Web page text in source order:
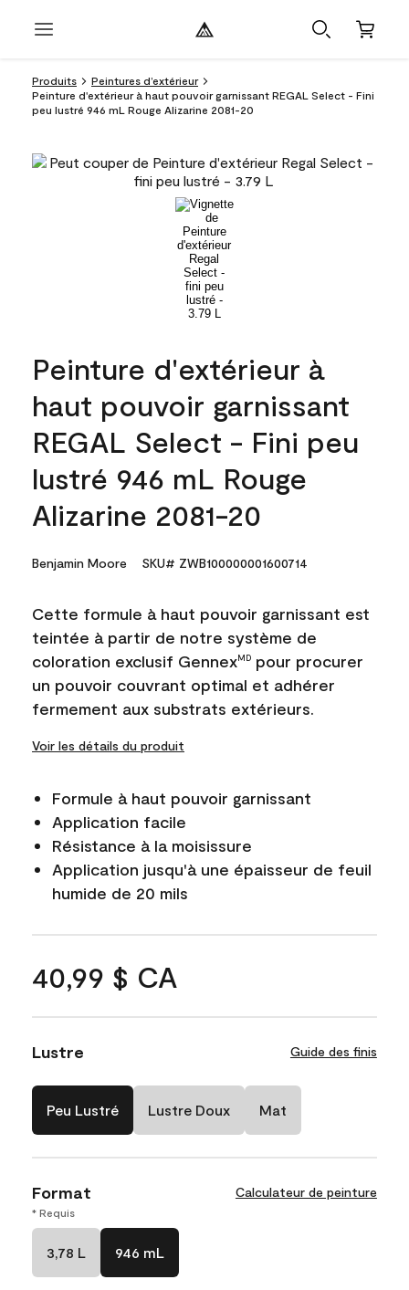
Produits
Peintures d’extérieur
Peinture d'extérieur à haut pouvoir garnissant REGAL Select - Fini
peu lustré 946 mL Rouge Alizarine 2081-20
Peinture d'extérieur à
haut pouvoir garnissant
REGAL Select - Fini peu
lustré 946 mL Rouge
Alizarine 2081-20
Benjamin Moore SKU# ZWB100000001600714
Cette formule à haut pouvoir garnissant est
teintée à partir de notre système de
coloration exclusif GennexMD pour procurer
un pouvoir couvrant optimal et adhérer
fermement aux substrats extérieurs.
Voir les détails du produit
Formule à haut pouvoir garnissant
Application facile
Résistance à la moisissure
Application jusqu'à une épaisseur de feuil
humide de 20 mils
40,99 $ CA
Lustre Guide des finis
Peu Lustré Lustre Doux Mat
Format Calculateur de peinture
* Requis
3,78 L 946 mL